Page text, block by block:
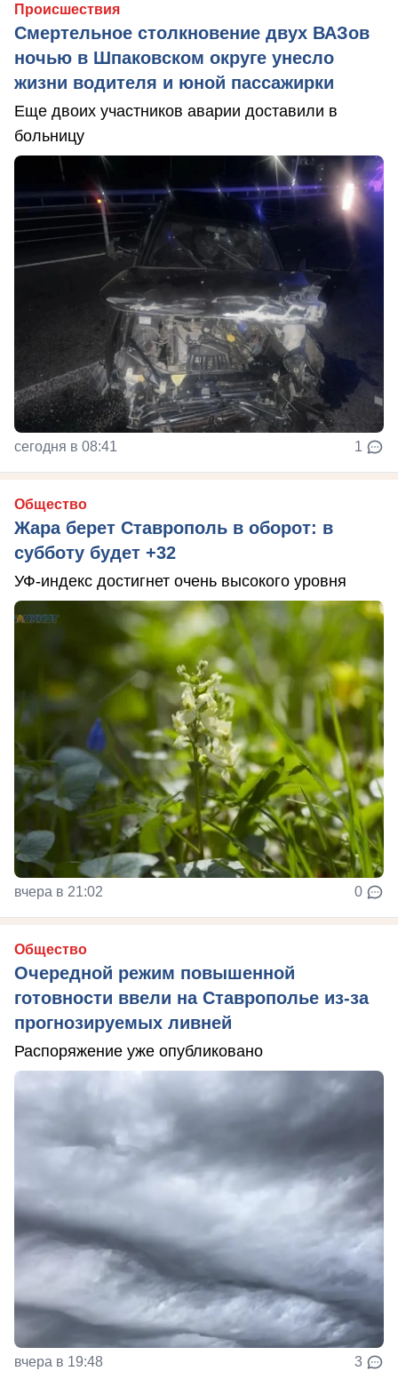
Происшествия
Смертельное столкновение двух ВАЗов
ночью в Шпаковском округе унесло
жизни водителя и юной пассажирки
Еще двоих участников аварии доставили в
больницу
сегодня в 08:41 1
Общество
Жара берет Ставрополь в оборот: в
субботу будет +32
УФ-индекс достигнет очень высокого уровня
вчера в 21:02 0
Общество
Очередной режим повышенной
готовности ввели на Ставрополье из-за
прогнозируемых ливней
Распоряжение уже опубликовано
вчера в 19:48 3